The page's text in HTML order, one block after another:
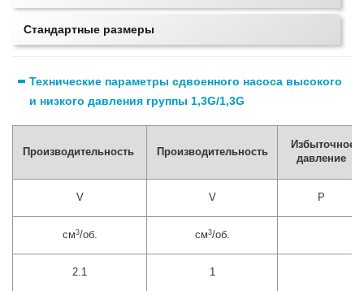
Стандартные размеры
Технические параметры сдвоенного насоса высокого
и низкого давления группы 1,3G/1,3G
Производительность Производительность
Избыточное
давление
V V P
см3/об. см3/об.
2.1 1